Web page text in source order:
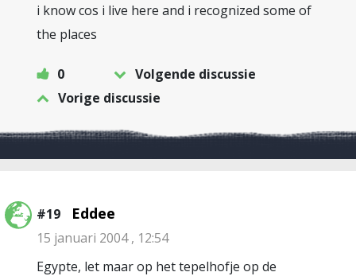
i know cos i live here and i recognized some of
the places
0
Volgende discussie
Vorige discussie
#19 Eddee
15 januari 2004 , 12:54
Egypte, let maar op het tepelhofje op de